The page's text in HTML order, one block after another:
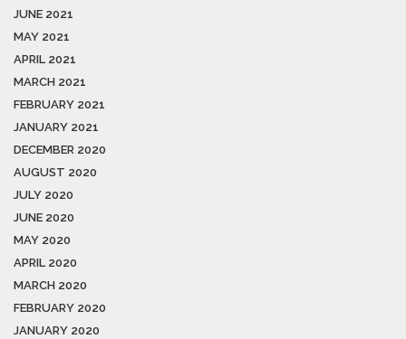
JUNE 2021
MAY 2021
APRIL 2021
MARCH 2021
FEBRUARY 2021
JANUARY 2021
DECEMBER 2020
AUGUST 2020
JULY 2020
JUNE 2020
MAY 2020
APRIL 2020
MARCH 2020
FEBRUARY 2020
JANUARY 2020